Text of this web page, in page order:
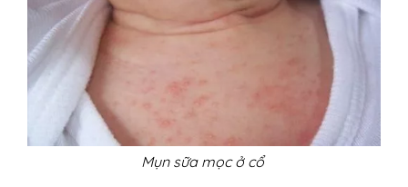
Mụn sữa mọc ở cổ